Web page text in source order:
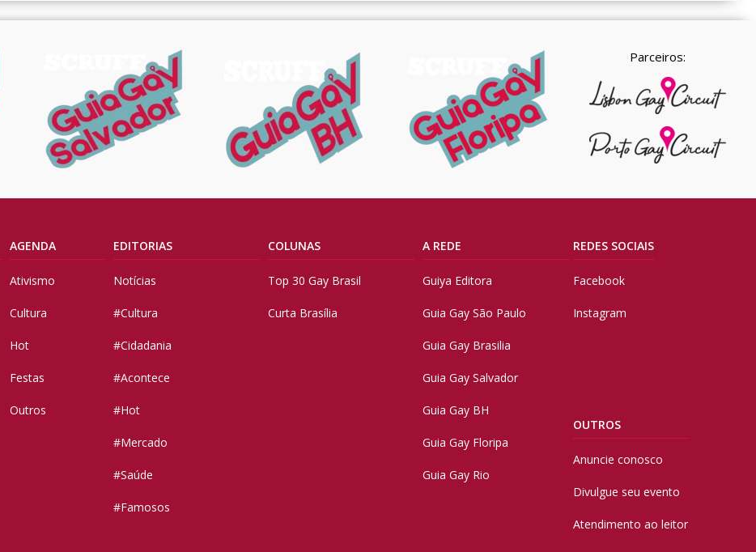
Parceiros:
AGENDA
Ativismo
Cultura
Hot
Festas
Outros
EDITORIAS
Notícias
#Cultura
#Cidadania
#Acontece
#Hot
#Mercado
#Saúde
#Famosos
COLUNAS
Top 30 Gay Brasil
Curta Brasília
A REDE
Guiya Editora
Guia Gay São Paulo
Guia Gay Brasilia
Guia Gay Salvador
Guia Gay BH
Guia Gay Floripa
Guia Gay Rio
REDES SOCIAIS
Facebook
Instagram
OUTROS
Anuncie conosco
Divulgue seu evento
Atendimento ao leitor